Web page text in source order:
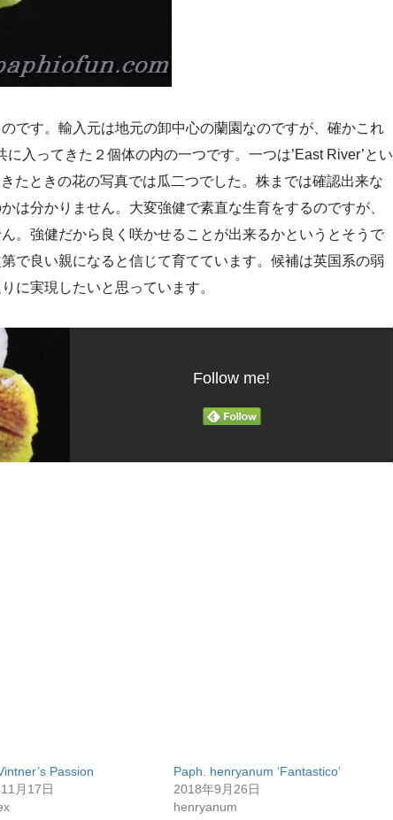
です。輸入元は地元の卸中心の蘭園なのですが、確かこれ
入ってきた２個体の内の一つです。一つは’East River’とい
たときの花の写真では瓜二つでした。株までは確認出来な
は分かりません。大変強健で素直な生育をするのですが、
。強健だから良く咲かせることが出来るかというとそうで
で良い親になると信じて育てています。候補は英国系の弱
に実現したいと思っています。
Follow me!
Passion
月17日
Paph. henryanum ‘Fantastico’
2018年9月26日
henryanum